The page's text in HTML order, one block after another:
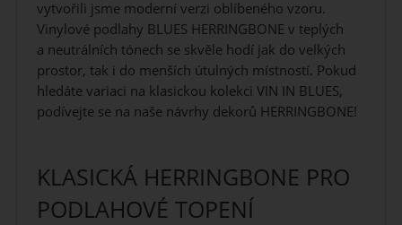
vytvořili jsme moderní verzi oblíbeného vzoru.
Vinylové podlahy BLUES HERRINGBONE v teplých
a neutrálních tónech se skvěle hodí jak do velkých
prostor, tak i do menších útulných místností. Pokud
hledáte variaci na klasickou kolekci VIN IN BLUES,
podívejte se na naše návrhy dekorů HERRINGBONE!
KLASICKÁ HERRINGBONE PRO
PODLAHOVÉ TOPENÍ